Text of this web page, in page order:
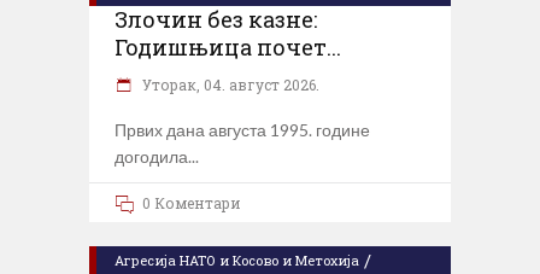
Злочин без казне:
Годишњица почет...
Уторак, 04. август 2026.
Првих дана августа 1995. године
догодила
0 Коментари
Агресија НАТО и Косово и Метохија /